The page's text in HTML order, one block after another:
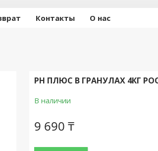
Контакты О нас
PН ПЛЮС В ГРАНУЛАХ 4КГ
В наличии
9 690 ₸